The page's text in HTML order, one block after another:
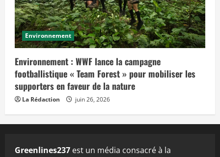
Environnement
Environnement : WWF lance la campagne
footballistique « Team Forest » pour mobiliser les
supporters en faveur de la nature
La Rédaction juin 26, 2026
Greenlines237 est un média consacré à la